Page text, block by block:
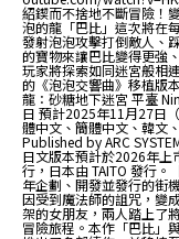
紹鍥而不捨地不斷冒險！
泡的龍「巴比」這次將在
發射泡泡攻擊打倒敵人、
的寶物來讓巴比變得更強
玩家將探索如同迷宮般相
的《泡泡交響曲》移植版
龍：砂糖地下迷宮 平臺
日 預計2025年11月27日
體中文、簡體中文、韓文
Published by ARC
日文版本預計於2026年
行，日本由 TAITO 發行。
年企劃、開發並發行的街
因受到魔法師的詛咒，變
架的女朋友，兩人踏上了
冒險旅程。本作「巴比」